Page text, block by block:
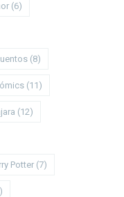
(6)
(8)
(11)
(12)
Potter (7)